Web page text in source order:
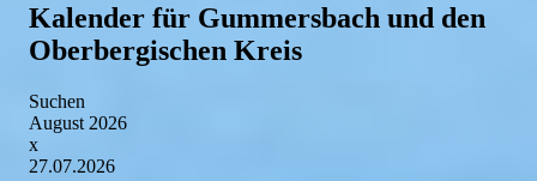
Kalender für Gummersbach und den
Oberbergischen Kreis
Suchen
August 2026
x
27.07.2026